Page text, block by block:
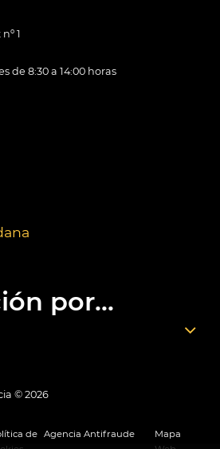
1
de 8:30 a 14:00 horas
por...
© 2026
de Agencia Antifraude
Mapa